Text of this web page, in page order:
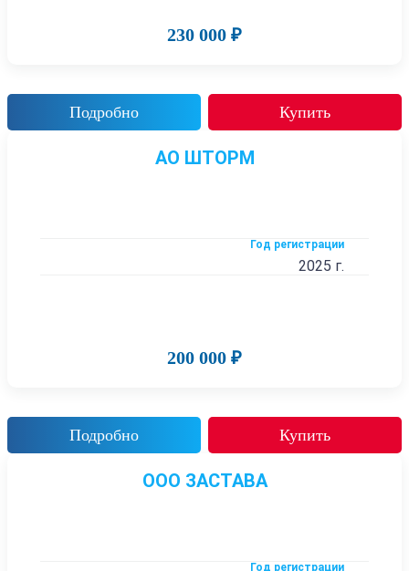
230 000 ₽
Подробно Купить
АО ШТОРМ
Год регистрации
2025 г.
200 000 ₽
Подробно Купить
ООО ЗАСТАВА
Год регистрации